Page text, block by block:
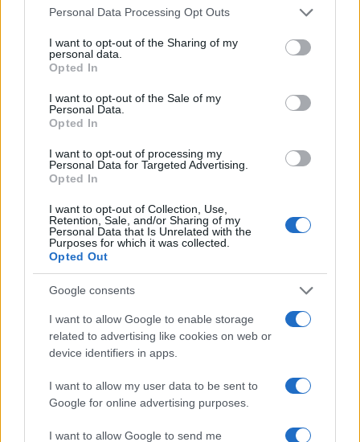
Please note that this website/app uses one or more Google
not limited to your visit or usage behaviour. You may click to
grant or deny consent to Google and its third-party tags to
use your data for below specified purposes in below Google
consent section.
Personal Data Processing Opt Outs
I want to opt-out of the Sharing of my
personal data.
Opted In
I want to opt-out of the Sale of my
Personal Data.
Opted In
I want to opt-out of processing my
Personal Data for Targeted Advertising.
Opted In
I want to opt-out of Collection, Use,
Retention, Sale, and/or Sharing of my
Personal Data that Is Unrelated with the
Purposes for which it was collected.
Opted Out
Google consents
I want to allow Google to enable storage
related to advertising like cookies on web or
device identifiers in apps.
I want to allow my user data to be sent to
Google for online advertising purposes.
I want to allow Google to send me
Πιο δημοφιλή
«Ψήνονται» στα 40άρια δυτική και βόρεια
Ελλάδα – Ενισχυμένα μελτέμια έως 8
μποφόρ στο Αιγαίο μέχρι
Η Άννα Βίσση ξετρελάθηκε με μπάντα που
έπαιζε Τσιτσάνη στο Φισκάρδο και τους
πρότεινε συνεργασία
Μαριζέτα Αντωνοπούλου στο newsit.gr: Οι
“σωτήρες” ανήκουν στο χρονοντούλαπο
της ιστορίας
Ίση με 6 βόμβες Χιροσίμα η ενέργεια που
απελευθερώθηκε από τη mega fire σε
Αττική και Βοιωτία - Πώς κάηκε μέσα σε 2
βράδια το 55% της έκτασης
Η FIFA απάντησε στις καταγγελίες για την
ερωμένη του Ινφαντίνο: «Κατηγορηματικά
αναληθείς και δυσφημιστικοί οι ισχυρισμοί»
Πιο σχολιασμένα
Marfin: Η 46χρονη πήρε προθεσμία για
να απολογηθεί την Τρίτη – «Είναι αθώα,
συμμετείχε στη διαδήλωση όπως και